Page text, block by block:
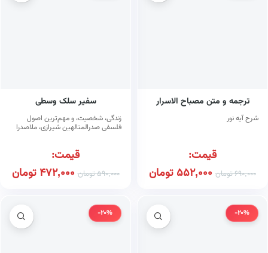
ترجمه و متن مصباح الاسرار
شرح آیه نور
قیمت:
690,000تومان 552,000 تومان
سفیر سلک وسطی
زندگی، شخصیت، و مهم‌ترین اصول
فلسفی صدرالمتالهین شیرازی، ملاصدرا
قیمت:
590,000تومان 472,000تومان
-20%
-20%